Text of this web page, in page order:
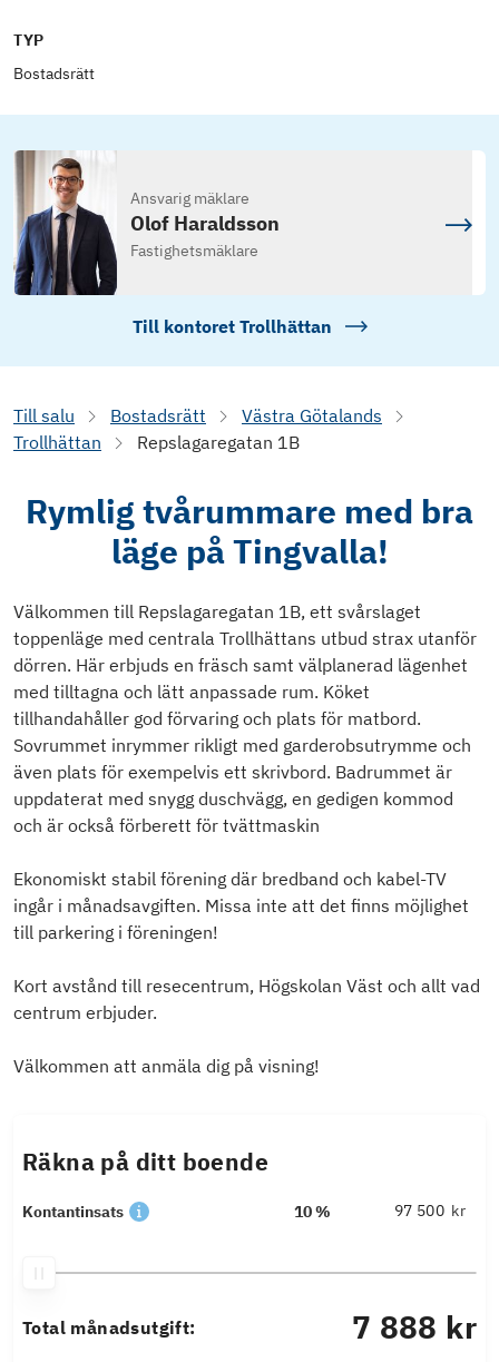
TYP
Bostadsrätt
Ansvarig mäklare
Olof Haraldsson
Fastighetsmäklare
Till kontoret Trollhättan
Till salu Bostadsrätt
Västra Götalands
Trollhättan
Repslagaregatan 1B
Rymlig tvårummare med bra
läge på Tingvalla!
Välkommen till Repslagaregatan 1B, ett svårslaget
toppenläge med centrala Trollhättans utbud strax utanför
dörren. Här erbjuds en fräsch samt välplanerad lägenhet
med tilltagna och lätt anpassade rum. Köket
tillhandahåller god förvaring och plats för matbord.
Sovrummet inrymmer rikligt med garderobsutrymme och
även plats för exempelvis ett skrivbord. Badrummet är
uppdaterat med snygg duschvägg, en gedigen kommod
och är också förberett för tvättmaskin
Ekonomiskt stabil förening där bredband och kabel-TV
ingår i månadsavgiften. Missa inte att det finns möjlighet
till parkering i föreningen!
Kort avstånd till resecentrum, Högskolan Väst och allt vad
centrum erbjuder.
Välkommen att anmäla dig på visning!
Räkna på ditt boende
Kontantinsats 10 % kr
Total månadsutgift: 7 888 kr